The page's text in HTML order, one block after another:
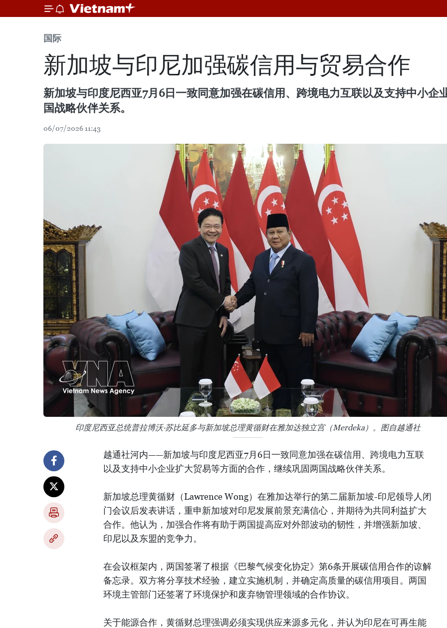
国际
新加坡与印尼加强碳信用与贸易合作
新加坡与印度尼西亚7月6日一致同意加强在碳信用、跨境电力互联以及支持中小企
国战略伙伴关系。
06/07/2026 11:43
印度尼西亚总统普拉博沃·苏比延多与新加坡总理黄循财在雅加达独立宫（Merdeka）。图自越通社
越通社河内——新加坡与印度尼西亚7月6日一致同意加强在碳信用、跨境电力互联
以及支持中小企业扩大贸易等方面的合作，继续巩固两国战略伙伴关系。
新加坡总理黄循财（Lawrence Wong）在雅加达举行的第二届新加坡-印尼领导人闭
门会议后发表讲话，重申新加坡对印尼发展前景充满信心，并期待为共同利益扩大
合作。他认为，加强合作将有助于两国提高应对外部波动的韧性，并增强新加坡、
印尼以及东盟的竞争力。
在会议框架内，两国签署了根据《巴黎气候变化协定》第6条开展碳信用合作的谅解
备忘录。双方将分享技术经验，建立实施机制，并确定高质量的碳信用项目。两国
环境主管部门还签署了环境保护和废弃物管理领域的合作协议。
关于能源合作，黄循财总理强调必须实现供应来源多元化，并认为印尼在可再生能